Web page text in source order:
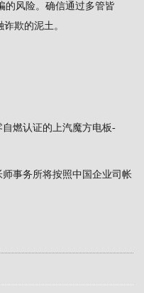
的风险。确信通过多管皆
欺的泥土。
自燃认证的上汽魔方电板-
事务所将按照中国企业司帐